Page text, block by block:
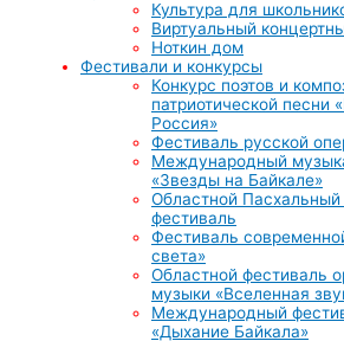
Культура для
Виртуальный
Ноткин дом
Фестивали и конкурсы
Конкурс поэтов и
патриотической песни
Россия»
Фестиваль русской
Международный
«Звезды на Байкале»
Областной
фестиваль
Фестиваль
света»
Областной фестиваль
музыки «Вселенная
Международный
«Дыхание Байкала»